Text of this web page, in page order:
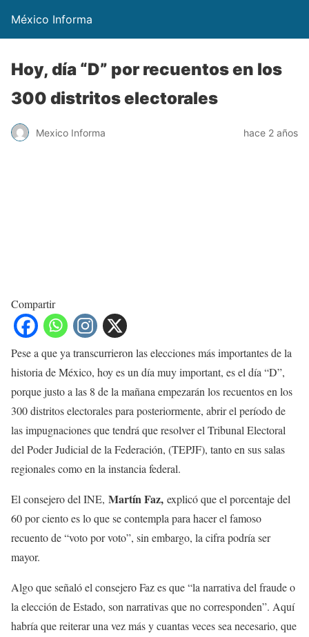
México Informa
Hoy, día “D” por recuentos en los
300 distritos electorales
Mexico Informa hace 2 años
Compartir
Pese a que ya transcurrieron las elecciones más importantes de la
historia de México, hoy es un día muy important, es el día “D”,
porque justo a las 8 de la mañana empezarán los recuentos en los
300 distritos electorales para posteriormente, abrir el período de
las impugnaciones que tendrá que resolver el Tribunal Electoral
del Poder Judicial de la Federación, (TEPJF), tanto en sus salas
regionales como en la instancia federal.
El consejero del INE, Martín Faz, explicó que el porcentaje del
60 por ciento es lo que se contempla para hacer el famoso
recuento de “voto por voto”, sin embargo, la cifra podría ser
mayor.
Algo que señaló el consejero Faz es que “la narrativa del fraude o
la elección de Estado, son narrativas que no corresponden”. Aquí
habría que reiterar una vez más y cuantas veces sea necesario, que